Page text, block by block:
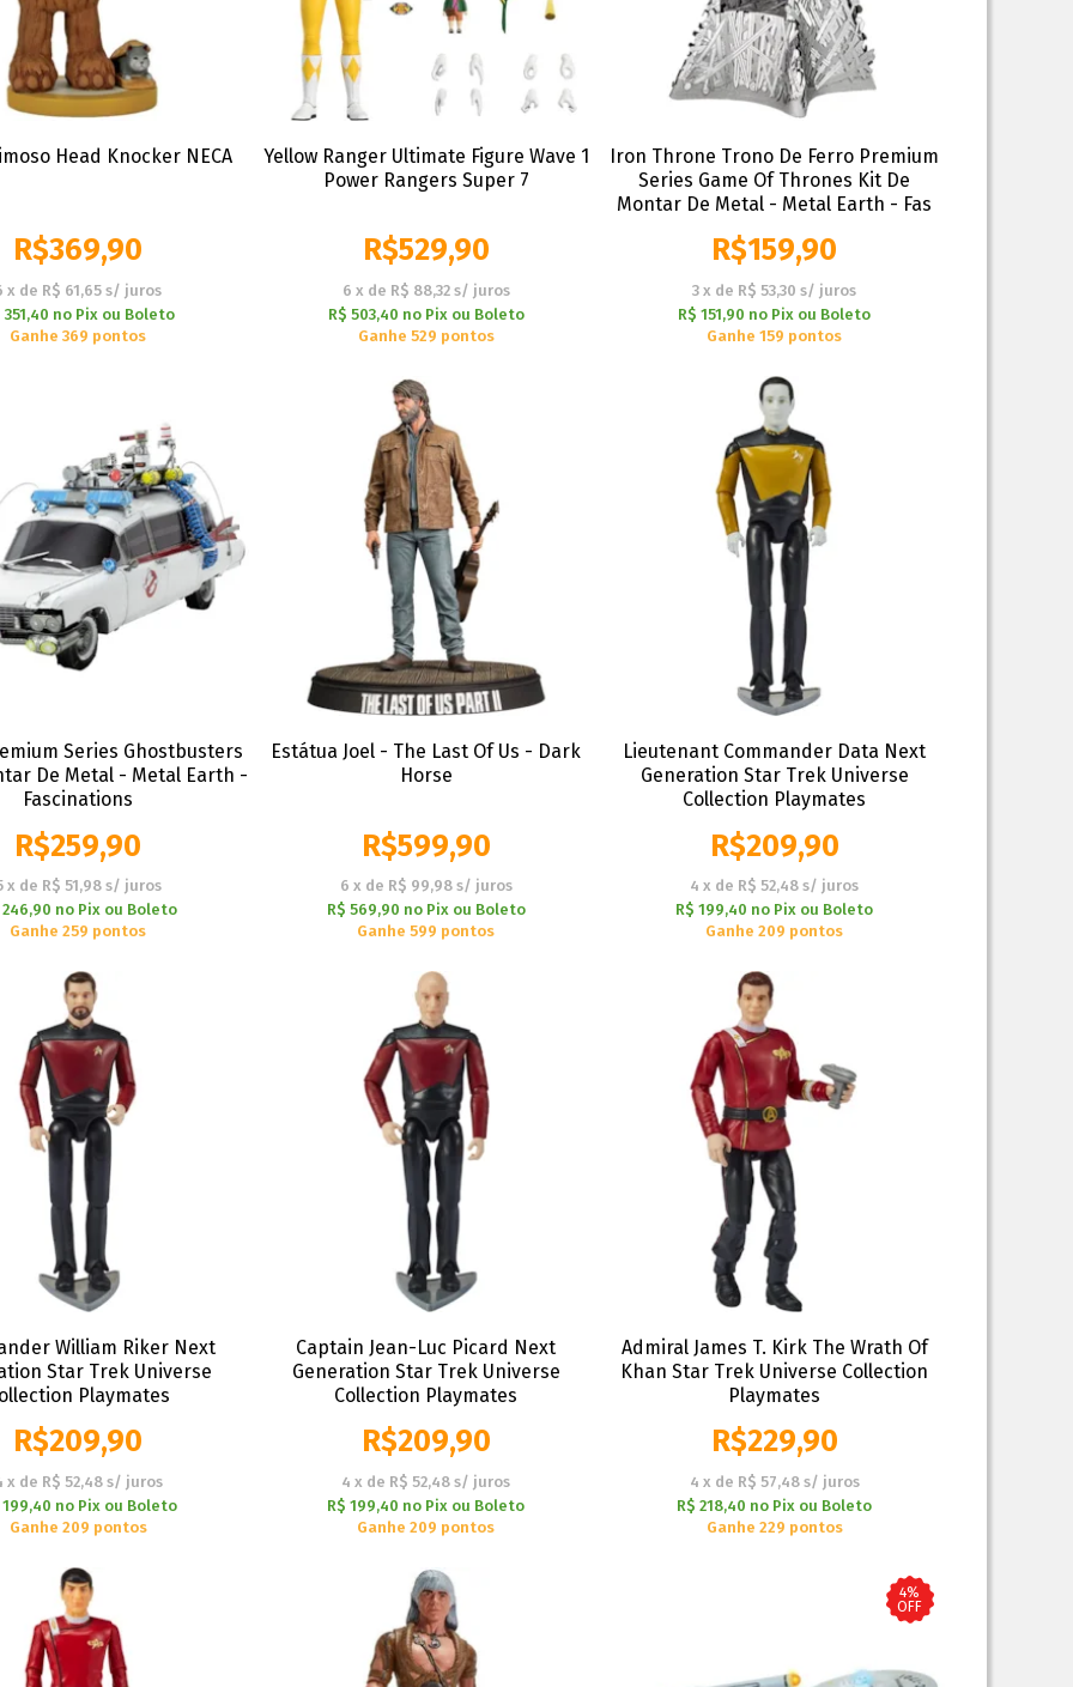
Head Knocker NECA
R$369,90
x de R$ 61,65 s/ juros
351,40 no Pix ou Boleto
Ganhe 369 pontos
Yellow Ranger Ultimate Figure Wave 1
Power Rangers Super 7
R$529,90
6 x de R$ 88,32 s/ juros
R$ 503,40 no Pix ou Boleto
Ganhe 529 pontos
Iron Throne Trono De Ferro Premium
Series Game Of Thrones Kit De
Montar De Metal - Metal Earth - Fas
R$159,90
3 x de R$ 53,30 s/ juros
R$ 151,90 no Pix ou Boleto
Ganhe 159 pontos
Series Ghostbusters
De Metal - Metal Earth -
Fascinations
R$259,90
x de R$ 51,98 s/ juros
246,90 no Pix ou Boleto
Ganhe 259 pontos
Estátua Joel - The Last Of Us - Dark
Horse
R$599,90
6 x de R$ 99,98 s/ juros
R$ 569,90 no Pix ou Boleto
Ganhe 599 pontos
Lieutenant Commander Data Next
Generation Star Trek Universe
Collection Playmates
R$209,90
4 x de R$ 52,48 s/ juros
R$ 199,40 no Pix ou Boleto
Ganhe 209 pontos
William Riker Next
Star Trek Universe
Playmates
R$209,90
x de R$ 52,48 s/ juros
199,40 no Pix ou Boleto
Ganhe 209 pontos
Captain Jean-Luc Picard Next
Generation Star Trek Universe
Collection Playmates
R$209,90
4 x de R$ 52,48 s/ juros
R$ 199,40 no Pix ou Boleto
Ganhe 209 pontos
Admiral James T. Kirk The Wrath Of
Khan Star Trek Universe Collection
Playmates
R$229,90
4 x de R$ 57,48 s/ juros
R$ 218,40 no Pix ou Boleto
Ganhe 229 pontos
4%
OFF